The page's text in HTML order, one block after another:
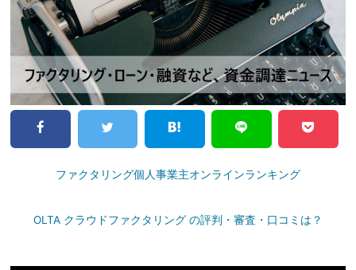
ファクタリング個人事業主オンラインランキング
OLTA クラウドファクタリング の評判・審査・口コミは？